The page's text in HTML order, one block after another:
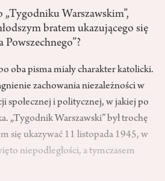
„Tygodniku Warszawskim”,
bratem ukazującego się
oba pisma miały charakter katolicki.
zachowania niezależności w
społecznej i politycznej, w jakiej po
„Tygodnik Warszawski” był trochę
się ukazywać 11 listopada 1945, w
niepodległości, a tymczasem